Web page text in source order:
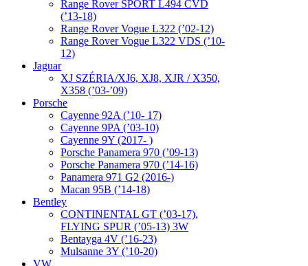
Range Rover SPORT L494 CVD
(’13-18)
Range Rover Vogue L322 (’02-12)
Range Rover Vogue L322 VDS (’10-
12)
Jaguar
XJ SZÉRIA/XJ6, XJ8, XJR / X350,
X358 (’03-’09)
Porsche
Cayenne 92A (’10- 17)
Cayenne 9PA (’03-10)
Cayenne 9Y (2017- )
Porsche Panamera 970 (’09-13)
Porsche Panamera 970 (’14-16)
Panamera 971 G2 (2016-)
Macan 95B (’14-18)
Bentley
CONTINENTAL GT (’03-17),
FLYING SPUR (’05-13) 3W
Bentayga 4V (’16-23)
Mulsanne 3Y (’10-20)